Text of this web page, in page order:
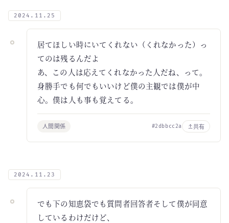
2024.11.25
居てほしい時にいてくれない（くれなかった）っ
てのは残るんだよ
あ、この人は応えてくれなかった人だね、って。
身勝手でも何でもいいけど僕の主観では僕が中
心。僕は人も事も覚えてる。
人間関係 #2dbbcc2a 共有
2024.11.23
でも下の知恵袋でも質問者回答者そして僕が同意
しているわけだけど、